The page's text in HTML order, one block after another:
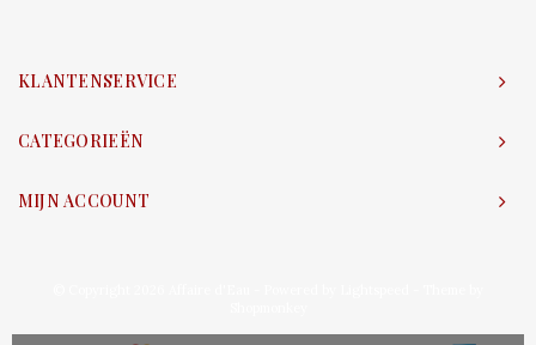
KLANTENSERVICE
CATEGORIEËN
MIJN ACCOUNT